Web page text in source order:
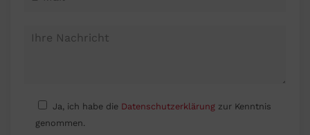
Ja, ich habe die Datenschutzerklärung zur Kenntnis
genommen.